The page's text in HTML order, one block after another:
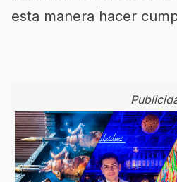
esta manera hacer